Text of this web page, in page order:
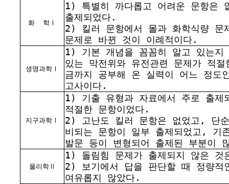
화 학Ⅰ
1) 특별히 까다롭고 어려운 문항은
출제되었다.
2) 킬러 문항에서 몰과 화학식량 문
문제로 바뀐 것이 이례적이다.
생명과학Ⅰ
1) 기본 개념을 꼼꼼히 알고 있는지
있는 막전위와 유전관련 문제가 적
금까지 공부해 온 실력이 어느 정도
고사이다.
지구과학Ⅰ
1) 기출 유형과 자료에서 주로 출제
적절한 문항이었다.
2) 고난도 킬러 문항은 없었고, 단
비되는 문항이 일부 출제되었고, 기
발문 등이 변형되어 출제된 부분이
물리학Ⅱ
1) 돌림힘 문제가 출제되지 않은 것
2) 보기에서 답을 판단할 때 정량적
여유롭지 않았다.